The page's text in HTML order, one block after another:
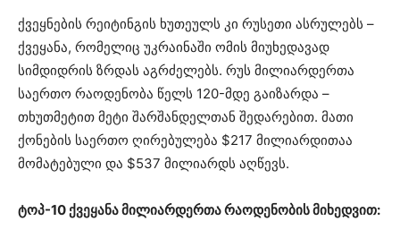
ქვეყნების რეიტინგის ხუთეულს კი რუსეთი ასრულებს –
ქვეყანა, რომელიც უკრაინაში ომის მიუხედავად
სიმდიდრის ზრდას აგრძელებს. რუს მილიარდერთა
საერთო რაოდენობა წელს 120-მდე გაიზარდა –
თხუთმეტით მეტი შარშანდელთან შედარებით. მათი
ქონების საერთო ღირებულება $217 მილიარდითაა
მომატებული და $537 მილიარდს აღწევს.
ტოპ-10 ქვეყანა მილიარდერთა რაოდენობის მიხედვით: